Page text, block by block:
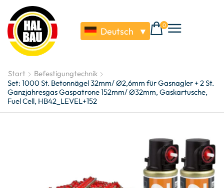
Deutsch ▼
0
Start
Befestigungtechnik
Set: 1000 St. Betonnägel 32mm/ Ø2,6mm für Gasnagler + 2 St.
Ganzjahresgas Gaspatrone 152mm/ Ø32mm, Gaskartusche,
Fuel Cell, HB42_LEVEL+152